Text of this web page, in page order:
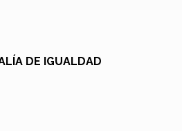
DE IGUALDAD